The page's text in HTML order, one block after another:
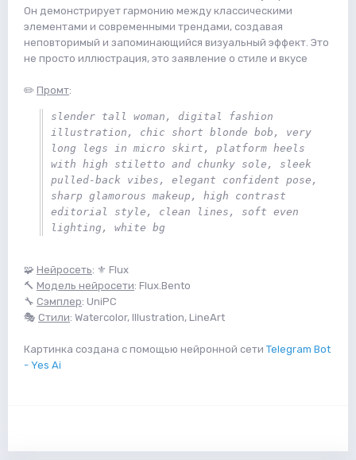
Он демонстрирует гармонию между классическими
элементами и современными трендами, создавая
неповторимый и запоминающийся визуальный эффект. Это
не просто иллюстрация, это заявление о стиле и вкусе
✏️ Промт:
slender tall woman, digital fashion
illustration, chic short blonde bob, very
long legs in micro skirt, platform heels
with high stiletto and chunky sole, sleek
pulled-back vibes, elegant confident pose,
sharp glamorous makeup, high contrast
editorial style, clean lines, soft even
lighting, white bg
🧩 Нейросеть: ⚜️ Flux
🔨 Модель нейросети: Flux.Bento
🔧 Сэмплер: UniPC
🎭 Стили: Watercolor, Illustration, LineArt
Картинка создана с помощью нейронной сети Telegram Bot
- Yes Ai